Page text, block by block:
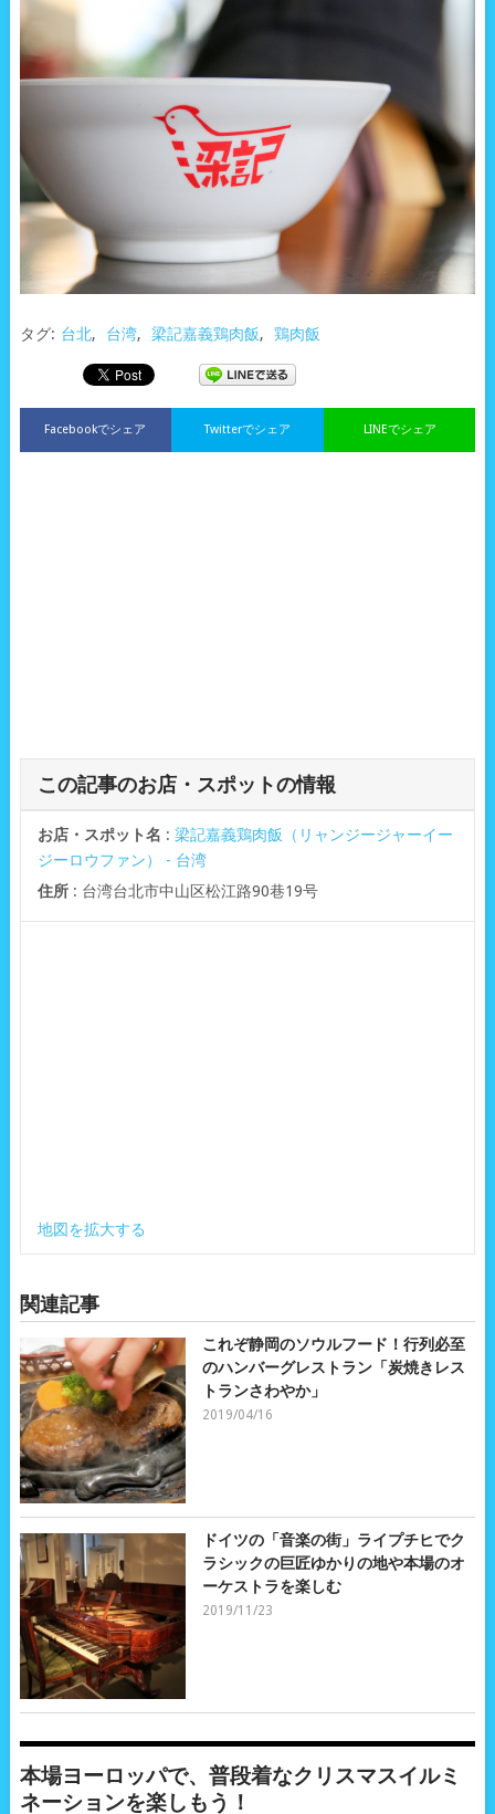
タグ: 台北, 台湾, 梁記嘉義鶏肉飯, 鶏肉飯
Facebookでシェア LINEでシェア
Twitterでシェア
この記事のお店・スポットの情報
お店・スポット名 : 梁記嘉義鶏肉飯（リャンジージャーイー
ジーロウファン） - 台湾
住所: 台湾台北市中山区松江路90巷19号
地図を拡大する
関連記事
これぞ静岡のソウルフード！行列必至
のハンバーグレストラン「炭焼きレス
トランさわやか」
2019/04/16
ドイツの「音楽の街」ライプチヒでク
ラシックの巨匠ゆかりの地や本場のオ
ーケストラを楽しむ
2019/11/23
本場ヨーロッパで、普段着なクリスマスイルミ
ネーションを楽しもう！